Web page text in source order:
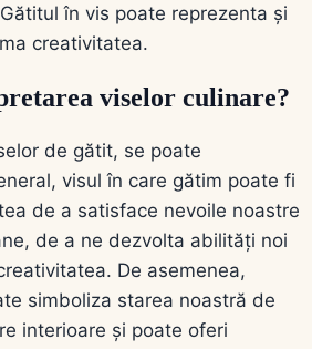
în vis poate reprezenta și
creativitatea.
viselor culinare?
de gătit, se poate
visul în care gătim poate fi
de a satisface nevoile noastre
de a ne dezvolta abilități noi
De asemenea,
simboliza starea noastră de
interioare și poate oferi